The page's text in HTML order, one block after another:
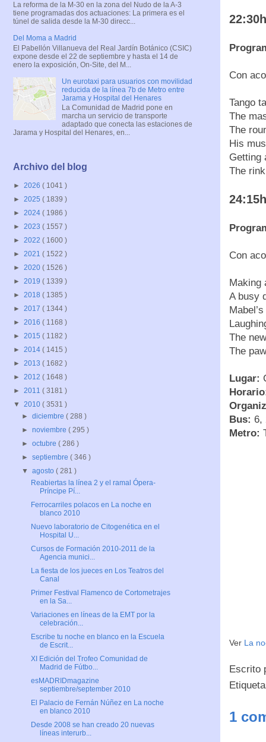
Con
Tango
The
The
His
Getting
The
Con
Making
A busy
The
The
Lugar:
Bus: 6,
Metro:
Ver La
Escrito
1
La reforma de la M-30 en la zona del Nudo de la A-3
tiene programadas dos actuaciones: La primera es el
túnel de salida desde la M-30 direcc...
Del Moma a Madrid
El Pabellón Villanueva del Real Jardín Botánico (CSIC)
expone desde el 22 de septiembre y hasta el 14 de
enero la exposición, On-Site, del M...
Un eurotaxi para usuarios con movilidad
reducida de la línea 7b de Metro entre
Jarama y Hospital del Henares
La Comunidad de Madrid pone en
marcha un servicio de transporte
adaptado que conecta las estaciones de
Jarama y Hospital del Henares, en...
Archivo del blog
► 2026 ( 1041 )
► 2025 ( 1839 )
► 2024 ( 1986 )
► 2023 ( 1557 )
► 2022 ( 1600 )
► 2021 ( 1522 )
► 2020 ( 1526 )
► 2019 ( 1339 )
► 2018 ( 1385 )
► 2017 ( 1344 )
► 2016 ( 1168 )
► 2015 ( 1182 )
► 2014 ( 1415 )
► 2013 ( 1682 )
► 2012 ( 1648 )
► 2011 ( 3181 )
▼ 2010 ( 3531 )
►diciembre( 288 )
►noviembre( 295 )
►octubre( 286 )
►septiembre( 346 )
▼agosto( 281 )
Reabiertas la línea 2 y el ramal Ópera-
Príncipe Pí...
Ferrocarriles polacos en La noche en
blanco 2010
Nuevo laboratorio de Citogenética en el
Hospital U...
Cursos de Formación 2010-2011 de la
Agencia munici...
La fiesta de los jueces en Los Teatros del
Canal
Primer Festival Flamenco de Cortometrajes
en la Sa...
Variaciones en líneas de la EMT por la
celebración...
Escribe tu noche en blanco en la Escuela
de Escrit...
XI Edición del Trofeo Comunidad de
Madrid de Fútbo...
esMADRIDmagazine
septiembre/september 2010
El Palacio de Fernán Núñez en La noche
en blanco 2010
Desde 2008 se han creado 20 nuevas
líneas interurb...